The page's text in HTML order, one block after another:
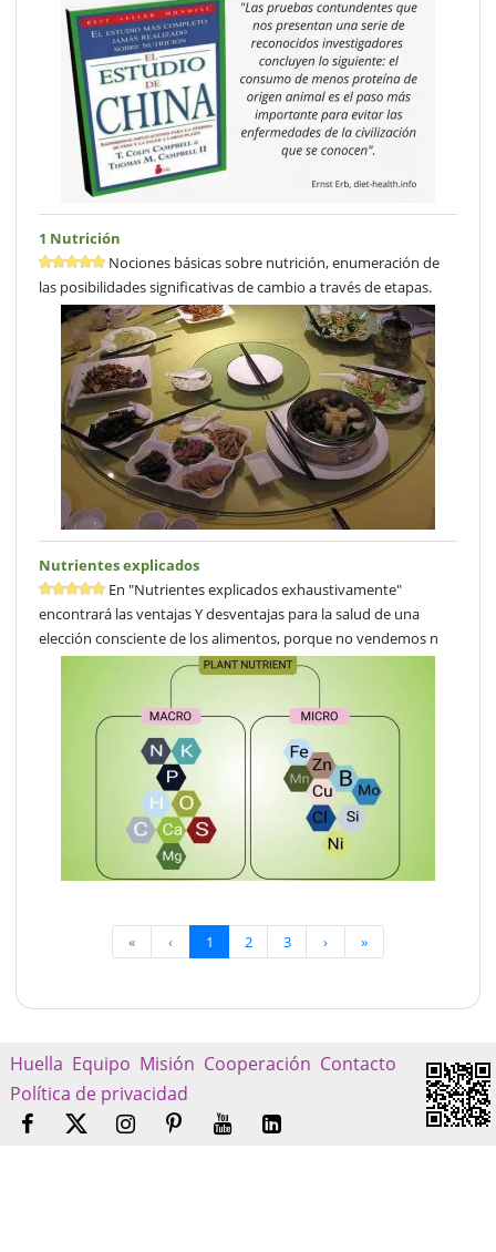
1 Nutrición
Nociones básicas sobre nutrición, enumeración de
las posibilidades significativas de cambio a través de etapas.
Nutrientes explicados
En "Nutrientes explicados exhaustivamente"
encontrará las ventajas Y desventajas para la salud de una
elección consciente de los alimentos, porque no vendemos n
« ‹ 1 2 3 › »
Huella Equipo Misión Cooperación Contacto
Política de privacidad